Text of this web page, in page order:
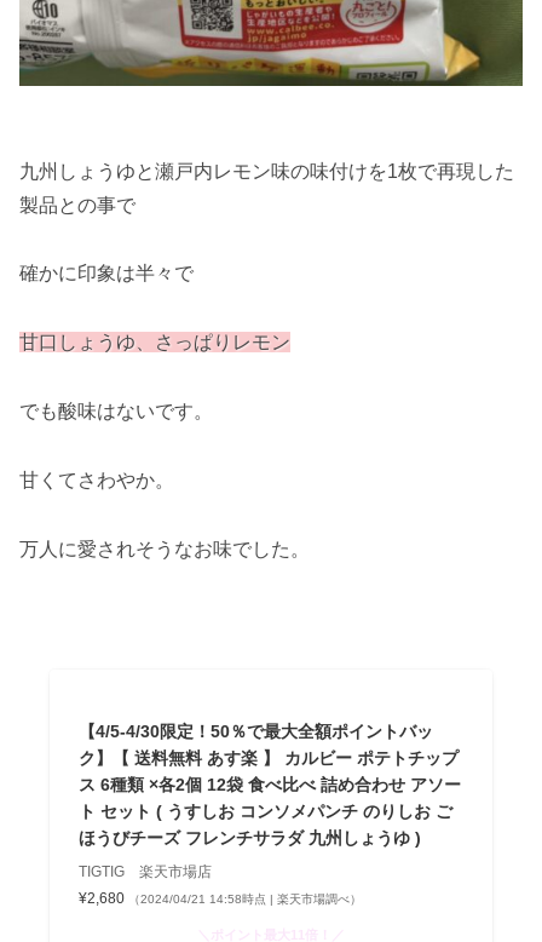
九州しょうゆと瀬戸内レモン味の味付けを1枚で再現した
製品との事で
確かに印象は半々で
甘口しょうゆ、さっぱりレモン
でも酸味はないです。
甘くてさわやか。
万人に愛されそうなお味でした。
【4/5-4/30限定！50％で最大全額ポイントバッ
ク】【 送料無料 あす楽 】 カルビー ポテトチップ
ス 6種類 ×各2個 12袋 食べ比べ 詰め合わせ アソー
ト セット ( うすしお コンソメパンチ のりしお ご
ほうびチーズ フレンチサラダ 九州しょうゆ )
TIGTIG 楽天市場店
¥2,680
（2024/04/21 14:58時点 | 楽天市場調べ）
＼ポイント最大11倍！／